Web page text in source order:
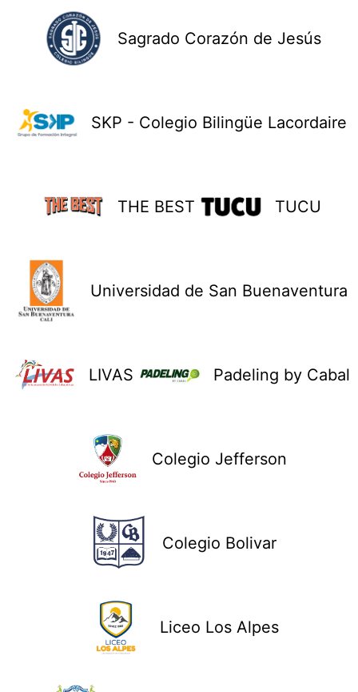
Sagrado Corazón de Jesús
SKP - Colegio Bilingüe Lacordaire
THE BEST TUCU
Universidad de San Buenaventura
LIVAS Padeling by Cabal
Colegio Jefferson
Colegio Bolivar
Liceo Los Alpes